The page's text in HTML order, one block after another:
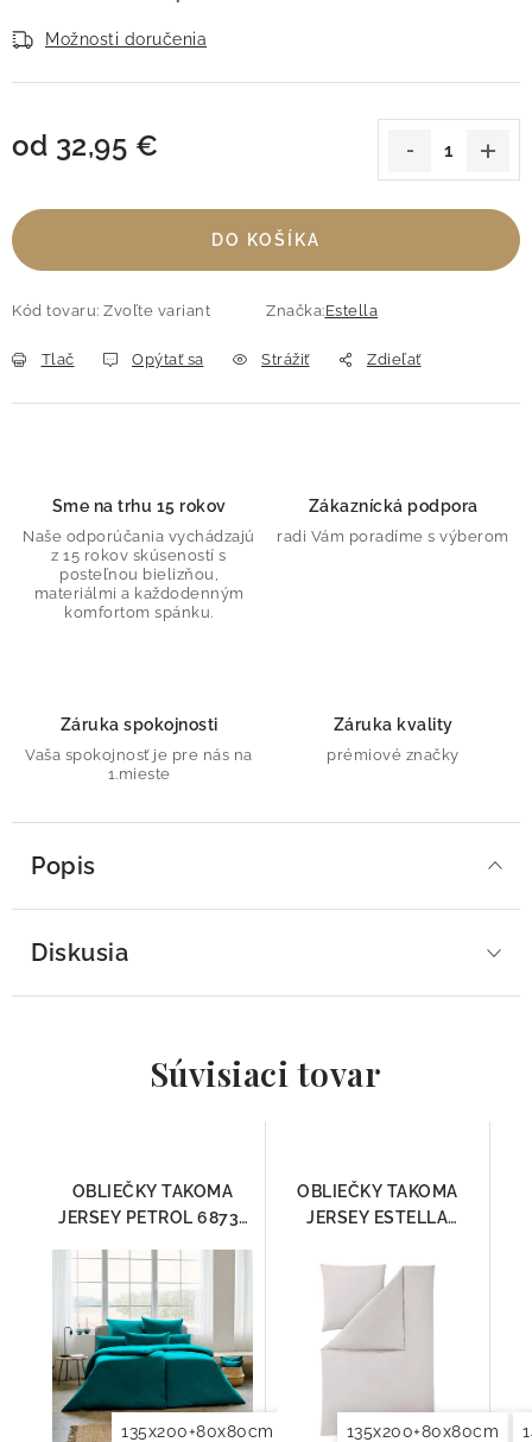
Možnosti doručenia
od 32,95 €
DO KOŠÍKA
Kód tovaru: Zvoľte variant Značka:Estella
Tlač Opýtať sa Strážiť Zdieľať
Sme na trhu 15 rokov
Naše odporúčania vychádzajú
z 15 rokov skúseností s
posteľnou bielizňou,
materiálmi a každodenným
komfortom spánku.
Zákaznícká podpora
radi Vám poradíme s výberom
Záruka spokojnosti
Vaša spokojnosť je pre nás na
1.mieste
Záruka kvality
prémiové značky
Popis
Diskusia
Súvisiaci tovar
OBLIEČKY TAKOMA
JERSEY PETROL 6873-
135x200+80x80cm 140x200+70x90cm
OBLIEČKY TAKOMA
JERSEY ESTELLA
135x200+80x80cm